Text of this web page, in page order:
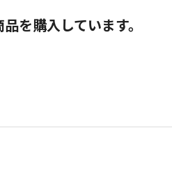
を購入しています。